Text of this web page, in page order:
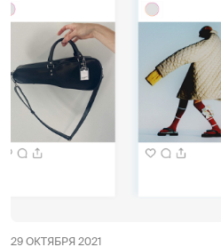
29 ОКТЯБРЯ 2021